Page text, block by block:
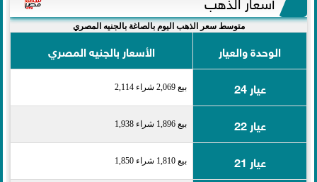
متوسط سعر الذهب اليوم بالصاغة بالجنيه المصري
الوحدة والعيار
الأسعار بالجنيه المصري
عيار 24
بيع 2,069 شراء 2,114
عيار 22 بيع 1,896 شراء 1,938
عيار 21 بيع 1,810 شراء 1,850